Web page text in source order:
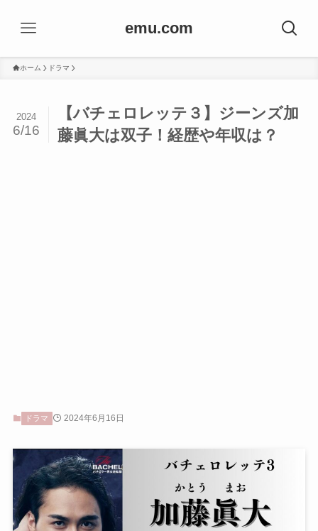
emu.com
ホーム ドラマ
【バチェロレッテ３】ジーンズ加
藤眞大は双子！経歴や年収は？
2024
6/16
ドラマ 2024年6月16日